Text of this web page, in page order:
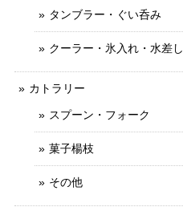
タンブラー・ぐい呑み
クーラー・氷入れ・水差し
カトラリー
スプーン・フォーク
菓子楊枝
その他